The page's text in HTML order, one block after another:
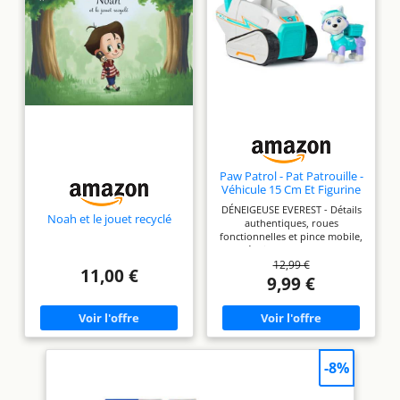
Noah et le jouet recyclé
11,00 €
Paw Patrol - Pat Patrouille -
Véhicule 15 Cm Et Figurine
Everest
DÉNEIGEUSE EVEREST - Détails
authentiques, roues
fonctionnelles et pince mobile,
la déneigeuse d'Everest est
prête à se lancer dans des
missions de sauvetage
palpitantes sur la glace ou la
neige ; Le super véhicule
d'Everest mesure environ 15
cm de long FIGURINE EVEREST
AMOVIBLE - Retrouvez dans ce
votre chiot des neiges préféré
de la Pat Patrouille ; Vêtue de
12,99 €
9,99 €
-8%